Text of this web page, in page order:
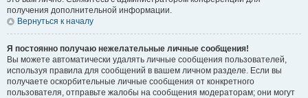
получения дополнительной информации.
Вернуться к началу
Я постоянно получаю нежелательные личные сообщения!
Вы можете автоматически удалять личные сообщения пользователей,
используя правила для сообщений в вашем личном разделе. Если вы
получаете оскорбительные личные сообщения от конкретного
пользователя, отправьте жалобы на сообщения модераторам; они могут